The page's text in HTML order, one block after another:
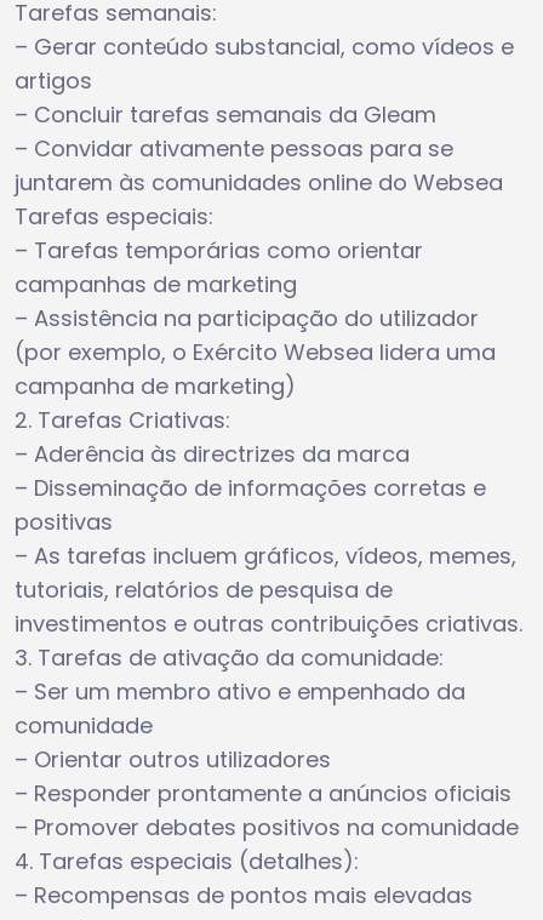
Tarefas semanais:
– Gerar conteúdo substancial, como vídeos e
artigos
– Concluir tarefas semanais da Gleam
– Convidar ativamente pessoas para se
juntarem às comunidades online do Websea
Tarefas especiais:
– Tarefas temporárias como orientar
campanhas de marketing
– Assistência na participação do utilizador
(por exemplo, o Exército Websea lidera uma
campanha de marketing)
2. Tarefas Criativas:
– Aderência às directrizes da marca
– Disseminação de informações corretas e
positivas
– As tarefas incluem gráficos, vídeos, memes,
tutoriais, relatórios de pesquisa de
investimentos e outras contribuições criativas.
3. Tarefas de ativação da comunidade:
– Ser um membro ativo e empenhado da
comunidade
– Orientar outros utilizadores
– Responder prontamente a anúncios oficiais
– Promover debates positivos na comunidade
4. Tarefas especiais (detalhes):
– Recompensas de pontos mais elevadas